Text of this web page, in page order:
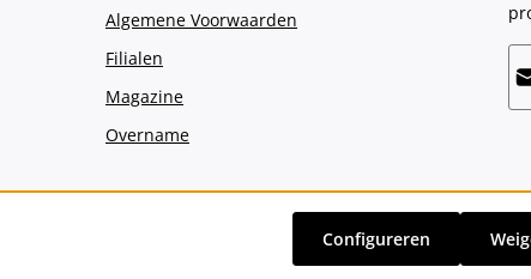
Algemene Voorwaarden
Filialen
Magazine
Overname
u
verzendkostenen eventuele
Configureren